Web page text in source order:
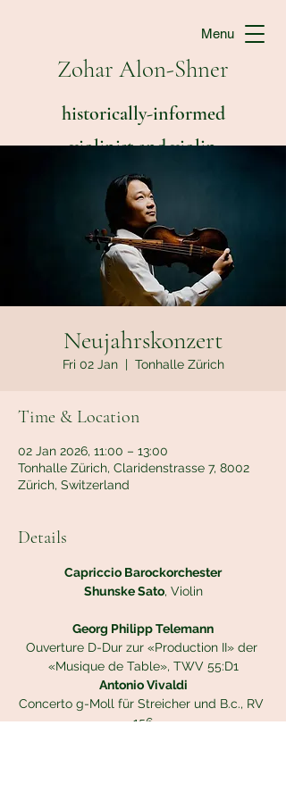
Zohar Alon-Shner
historically-informed
violinist and violin
teacher
Menu
Neujahrskonzert
Fri 02 Jan
  |
Tonhalle Zürich
Time & Location
02 Jan 2026, 11:00 – 13:00
Tonhalle Zürich, Claridenstrasse 7, 8002
Zürich, Switzerland
Details
Capriccio Barockorchester
Shunske Sato, Violin
Georg Philipp Telemann
Ouverture D-Dur zur «Production II» der
«Musique de Table», TWV 55:D1
Antonio Vivaldi
Concerto g-Moll für Streicher und B.c., RV
156